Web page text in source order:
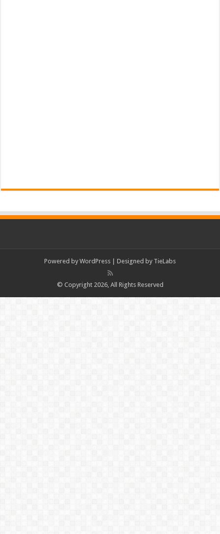
Powered by WordPress | Designed by TieLabs
© Copyright 2026, All Rights Reserved